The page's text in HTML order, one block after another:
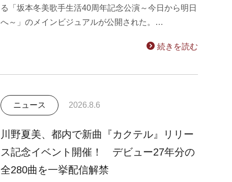
る「坂本冬美歌手生活40周年記念公演～今日から明日
へ～」のメインビジュアルが公開された。…
続きを読む
ニュース 2026.8.6
川野夏美、都内で新曲『カクテル』リリー
ス記念イベント開催！ デビュー27年分の
全280曲を一挙配信解禁